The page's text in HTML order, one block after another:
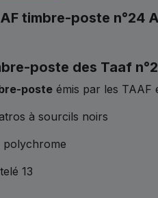
timbre-poste n°24
poste des Taaf
poste émis par les TAAF
à sourcils noirs
polychrome
13